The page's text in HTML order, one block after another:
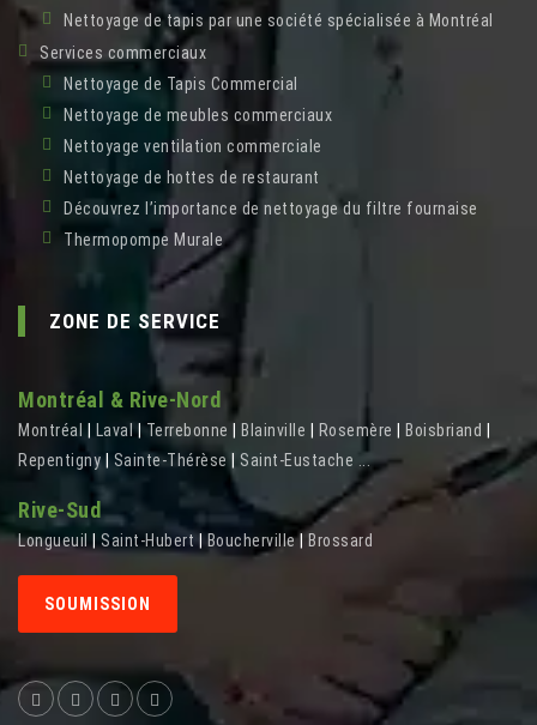
Nettoyage de tapis par une société spécialisée à Montréal
Services commerciaux
Nettoyage de Tapis Commercial
Nettoyage de meubles commerciaux
Nettoyage ventilation commerciale
Nettoyage de hottes de restaurant
Découvrez l’importance de nettoyage du filtre fournaise
Thermopompe Murale
ZONE DE SERVICE
Montréal & Rive-Nord
Montréal Laval|Terrebonne Blainville Rosemère Boisbriand
Repentigny| Sainte-Thérèse Saint-Eustache ...
Rive-Sud
Longueuil Saint-Hubert Boucherville| Brossard
SOUMISSION